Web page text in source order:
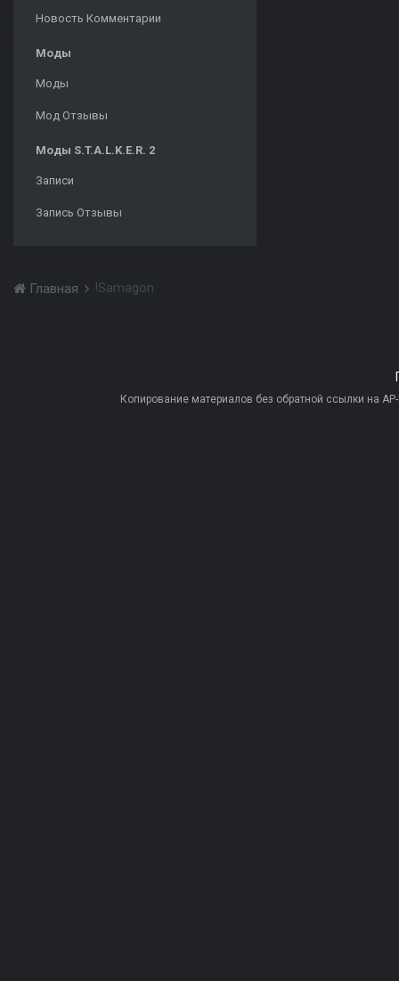
Новость Комментарии
Моды
Моды
Мод Отзывы
Моды S.T.A.L.K.E.R. 2
Записи
Запись Отзывы
Главная !Samagon
Копирование материалов без обратной ссылки на